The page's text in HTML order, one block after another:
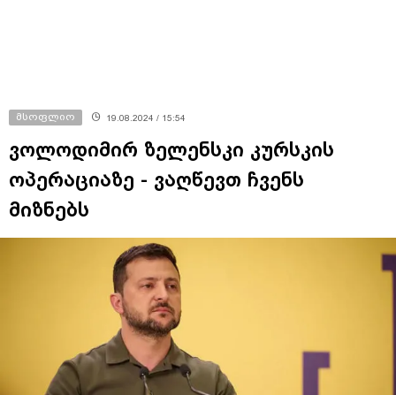
მსოფლიო 19.08.2024 / 15:54
ვოლოდიმირ ზელენსკი კურსკის
ოპერაციაზე - ვაღწევთ ჩვენს
მიზნებს